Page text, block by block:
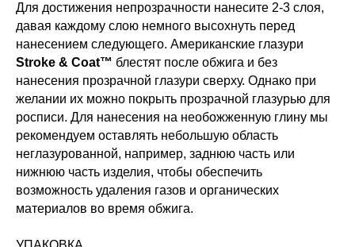
Для достижения непрозрачности нанесите 2-3 слоя,
давая каждому слою немного высохнуть перед
нанесением следующего. Американские глазури
Stroke & Coat™ блестят после обжига и без
нанесения прозрачной глазури сверху. Однако при
желании их можно покрыть прозрачной глазурью для
росписи. Для нанесения на необожженную глину мы
рекомендуем оставлять небольшую область
неглазурованной, например, заднюю часть или
нижнюю часть изделия, чтобы обеспечить
возможность удаления газов и органических
материалов во время обжига.